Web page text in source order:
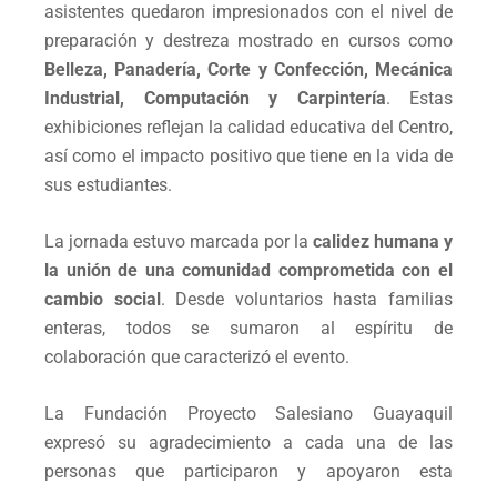
asistentes quedaron impresionados con el nivel de
preparación y destreza mostrado en cursos como
Belleza, Panadería, Corte y Confección, Mecánica
Industrial, Computación y Carpintería. Estas
exhibiciones reflejan la calidad educativa del Centro,
así como el impacto positivo que tiene en la vida de
sus estudiantes.
La jornada estuvo marcada por la calidez humana y
la unión de una comunidad comprometida con el
cambio social. Desde voluntarios hasta familias
enteras, todos se sumaron al espíritu de
colaboración que caracterizó el evento.
La Fundación Proyecto Salesiano Guayaquil
expresó su agradecimiento a cada una de las
personas que participaron y apoyaron esta